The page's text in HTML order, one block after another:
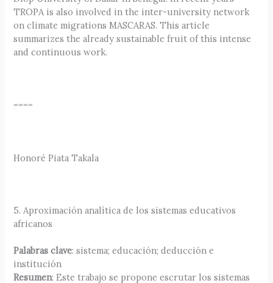
TROPA is also involved in the inter-university network
on climate migrations MASCARAS. This article
summarizes the already sustainable fruit of this intense
and continuous work.
====
Honoré Piata Takala
5. Aproximación analítica de los sistemas educativos
africanos
Palabras clave: sistema; educación; deducción e
institución
Resumen: Este trabajo se propone escrutar los sistemas